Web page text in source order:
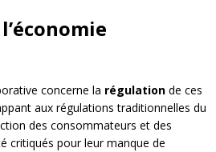
concerne la régulation de ces
aux régulations traditionnelles du
des consommateurs et des
critiqués pour leur manque de